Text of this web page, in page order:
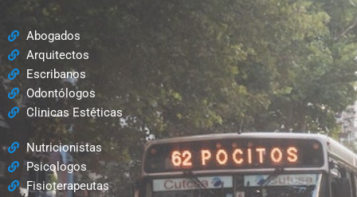
Abogados
Arquitectos
Escribanos
Odontólogos
Clinicas Estéticas
Nutricionistas
Psicologos
Fisioterapeutas